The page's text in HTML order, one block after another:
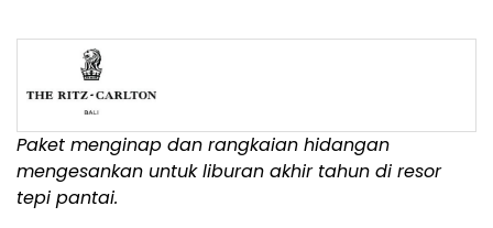
Paket menginap dan rangkaian hidangan
mengesankan untuk liburan akhir tahun di resor
tepi pantai.